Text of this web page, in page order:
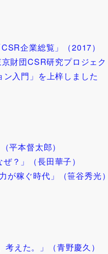
企業総覧」（2017）
財団CSR研究プロジェク
入門」を上梓しました
平本督太郎）
？」（長田華子）
稼ぐ時代」（笹谷秀光）
えた。」（青野慶久）